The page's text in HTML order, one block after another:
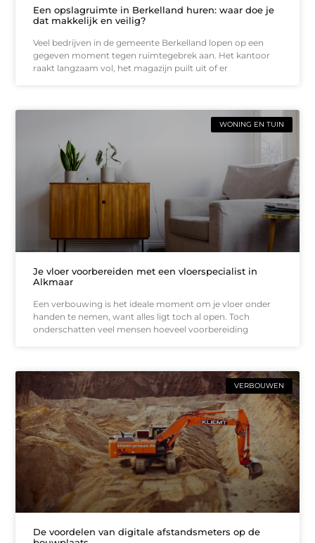
Een opslagruimte in Berkelland huren: waar doe je
dat makkelijk en veilig?
Veel bedrijven in de gemeente Berkelland lopen op een
gegeven moment tegen ruimtegebrek aan. Het kantoor
raakt langzaam vol, het magazijn puilt uit of er
WONING EN TUIN
Je vloer voorbereiden met een vloerspecialist in
Alkmaar
Een verbouwing is het ideale moment om je vloer onder
handen te nemen, want alles ligt toch al open. Toch
onderschatten veel mensen hoeveel voorbereiding
VERBOUWEN
De voordelen van digitale afstandsmeters op de